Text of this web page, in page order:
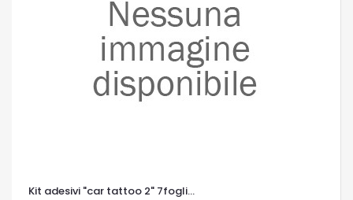
Kit adesivi "car tattoo 2" 7fogli...